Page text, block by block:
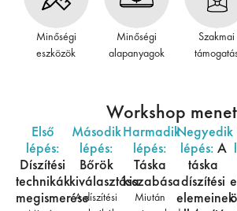
Minőségi
eszközök
Minőségi
alapanyagok
Szakmai
Workshop
Első
lépés:
Díszítési
technikák
megismerése
Második
lépés:
Bőrök
kiválasztása
A díszítési
Harmadik
lépés:
Táska
kiszabása
Miután
Negyedik
lépés: A
táska
díszítési
elemeinek